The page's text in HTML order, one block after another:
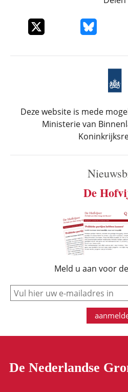
Deel dit item op XDeel dit item
Deze website is mede
Ministerie van
De
Meld u aan voor
e-
De Nederlandse